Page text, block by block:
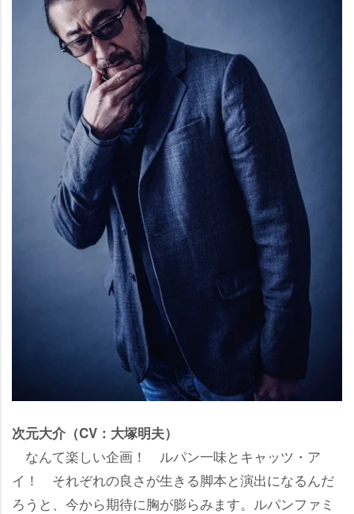
次元大介（CV：大塚明夫）
なんて楽しい企画！ ルパン一味とキャッツ・ア
イ！ それぞれの良さが生きる脚本と演出になるんだ
ろうと、今から期待に胸が膨らみます。ルパンファミ